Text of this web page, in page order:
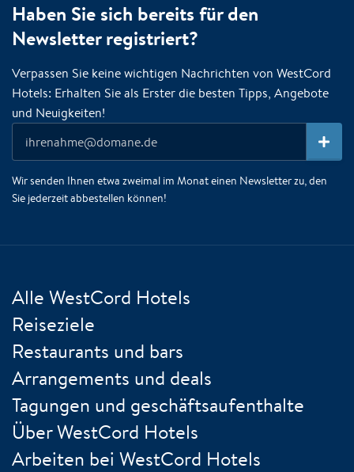
Haben Sie sich bereits für den
Newsletter registriert?
Verpassen Sie keine wichtigen Nachrichten von WestCord
Hotels: Erhalten Sie als Erster die besten Tipps, Angebote
und Neuigkeiten!
Wir senden Ihnen etwa zweimal im Monat einen Newsletter zu, den
Sie jederzeit abbestellen können!
Alle WestCord Hotels
Reiseziele
Restaurants und bars
Arrangements und deals
Tagungen und geschäftsaufenthalte
Über WestCord Hotels
Arbeiten bei WestCord Hotels